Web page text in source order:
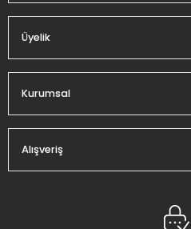
Üyelik
Kurumsal
Alışveriş